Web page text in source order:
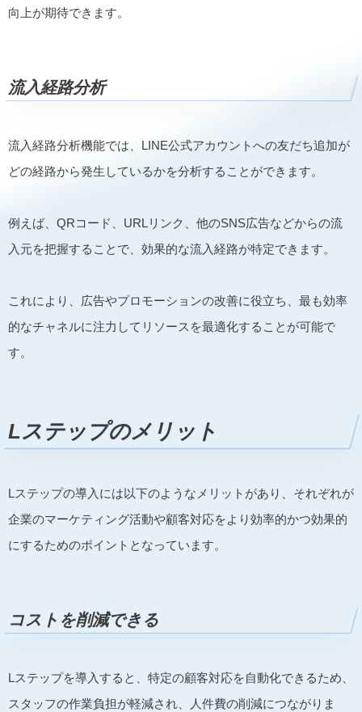
向上が期待できます。
流入経路分析
流入経路分析機能では、LINE公式アカウントへの友だち追加が
どの経路から発生しているかを分析することができます。
例えば、QRコード、URLリンク、他のSNS広告などからの流
入元を把握することで、効果的な流入経路が特定できます。
これにより、広告やプロモーションの改善に役立ち、最も効率
的なチャネルに注力してリソースを最適化することが可能で
す。
Lステップのメリット
Lステップの導入には以下のようなメリットがあり、それぞれが
企業のマーケティング活動や顧客対応をより効率的かつ効果的
にするためのポイントとなっています。
コストを削減できる
Lステップを導入すると、特定の顧客対応を自動化できるため、
スタッフの作業負担が軽減され、人件費の削減につながりま